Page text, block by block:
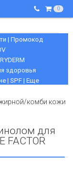
0
| Промокод
здоровья
| SPF | Еще
жирной/комби кожи
для
FACTOR